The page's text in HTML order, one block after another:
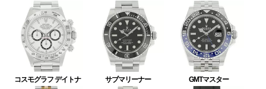
コスモグラフ デイトナ サブマリーナー GMTマスター